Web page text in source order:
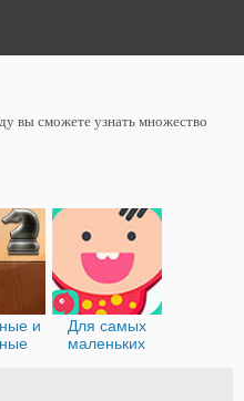
вы сможете узнать множество
и
Для самых
маленьких